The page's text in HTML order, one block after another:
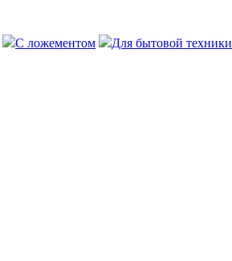
С ложементом Для бытовой техники